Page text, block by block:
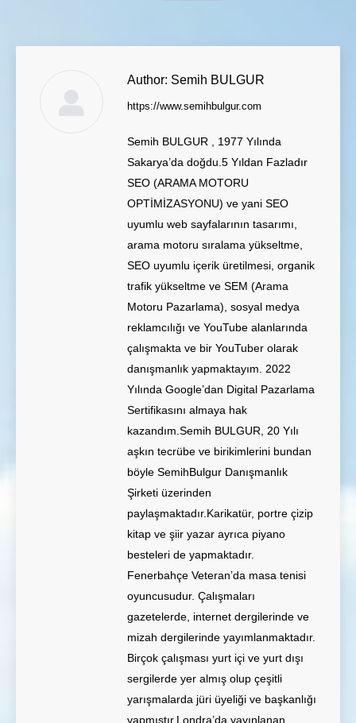
Author: Semih BULGUR
https://www.semihbulgur.com
Semih BULGUR , 1977 Yılında
Sakarya’da doğdu.5 Yıldan Fazladır
SEO (ARAMA MOTORU
OPTİMİZASYONU) ve yani SEO
uyumlu web sayfalarının tasarımı,
arama motoru sıralama yükseltme,
SEO uyumlu içerik üretilmesi, organik
trafik yükseltme ve SEM (Arama
Motoru Pazarlama), sosyal medya
reklamcılığı ve YouTube alanlarında
çalışmakta ve bir YouTuber olarak
danışmanlık yapmaktayım. 2022
Yılında Google’dan Digital Pazarlama
Sertifikasını almaya hak
kazandım.Semih BULGUR, 20 Yılı
aşkın tecrübe ve birikimlerini bundan
böyle SemihBulgur Danışmanlık
Şirketi üzerinden
paylaşmaktadır.Karikatür, portre çizip
kitap ve şiir yazar ayrıca piyano
besteleri de yapmaktadır.
Fenerbahçe Veteran’da masa tenisi
oyuncusudur. Çalışmaları
gazetelerde, internet dergilerinde ve
mizah dergilerinde yayımlanmaktadır.
Birçok çalışması yurt içi ve yurt dışı
sergilerde yer almış olup çeşitli
yarışmalarda jüri üyeliği ve başkanlığı
yapmıştır.Londra’da yayınlanan